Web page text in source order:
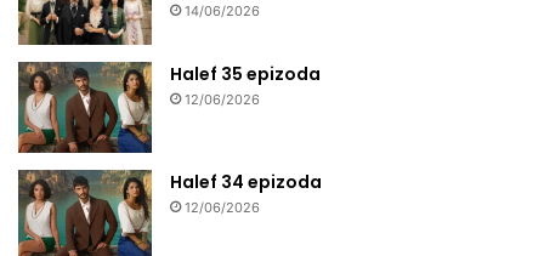
14/06/2026
Halef 35 epizoda
12/06/2026
Halef 34 epizoda
12/06/2026